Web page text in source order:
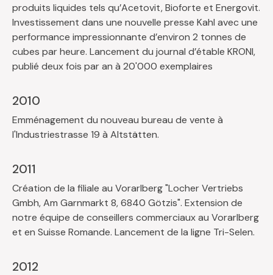
produits liquides tels qu’Acetovit, Bioforte et Energovit.
Investissement dans une nouvelle presse Kahl avec une
performance impressionnante d’environ 2 tonnes de
cubes par heure. Lancement du journal d’étable KRONI,
publié deux fois par an à 20'000 exemplaires
2010
Emménagement du nouveau bureau de vente à
l'Industriestrasse 19 à Altstätten.
2011
Création de la filiale au Vorarlberg "Locher Vertriebs
Gmbh, Am Garnmarkt 8, 6840 Götzis". Extension de
notre équipe de conseillers commerciaux au Vorarlberg
et en Suisse Romande. Lancement de la ligne Tri-Selen.
2012